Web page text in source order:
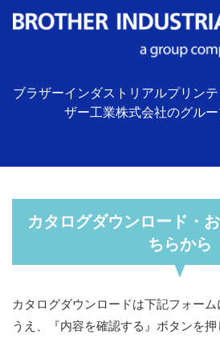
ブラザーインダストリアルプリン
ザー工業株式会社のグルー
カタログダウンロード・
ちらから
カタログダウンロードは下記フォー
うえ、『内容を確認する』ボタンを押